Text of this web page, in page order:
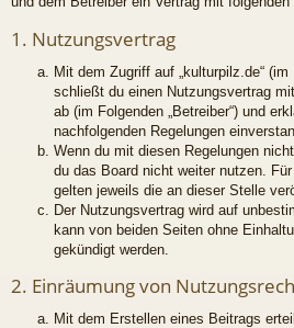
1. Nutzungsvertrag
Mit dem Zugriff auf „kulturpilz.de“ (im
schließt du einen Nutzungsvertrag
ab (im Folgenden „Betreiber“) und
nachfolgenden Regelungen
Wenn du mit diesen Regelungen
du das Board nicht weiter nutzen.
gelten jeweils die an dieser Stelle
Der Nutzungsvertrag wird auf
kann von beiden Seiten ohne
gekündigt werden.
2. Einräumung von
Mit dem Erstellen eines Beitrags